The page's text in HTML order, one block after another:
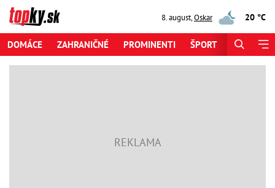
8. august,Oskar 20 °C
DOMÁCE ZAHRANIČNÉ PROMINENTI ŠPORT